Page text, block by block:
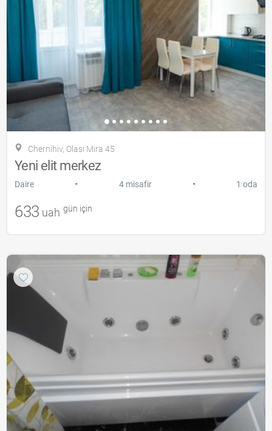
Chernihiv, Olası Mira 45
Yeni elit merkez
Daire • 4 misafir • 1 oda
633 uah gün için